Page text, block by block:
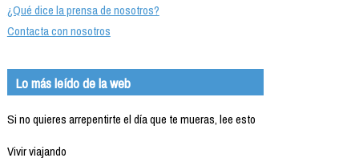
¿Qué dice la prensa de nosotros?
Contacta con nosotros
Lo más leído de la web
Si no quieres arrepentirte el día que te mueras, lee esto
Vivir viajando